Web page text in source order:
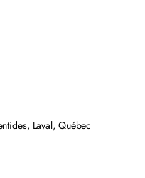
Laval, Québec